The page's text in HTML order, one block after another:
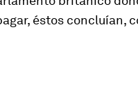
éstos concluían,